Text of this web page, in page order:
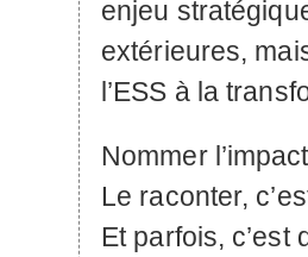
enjeu
extérieures,
l’ESS à la
Nommer
Le raconter,
Et parfois,